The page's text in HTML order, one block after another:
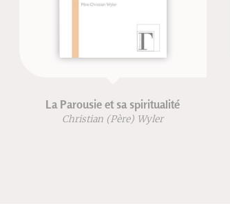
La Parousie et sa spiritualité
Christian (Père) Wyler